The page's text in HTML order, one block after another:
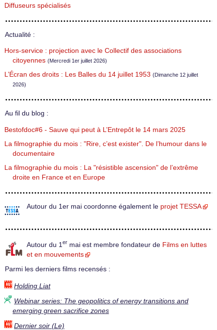
Diffuseurs spécialisés
Actualité :
Hors-service : projection avec le Collectif des associations
citoyennes (Mercredi 1er juillet 2026)
L’Écran des droits : Les Balles du 14 juillet 1953 (Dimanche 12 juillet
2026)
Au fil du blog :
Bestofdoc#6 - Sauve qui peut à L’Entrepôt le 14 mars 2025
La filmographie du mois : "Rire, c’est exister". De l’humour dans le
documentaire
La filmographie du mois : La "résistible ascension" de l’extrême
droite en France et en Europe
Autour du 1er mai coordonne également le projet TESSA
Autour du 1 er mai est membre fondateur de Films en luttes
et en mouvements
Parmi les derniers films recensés :
Holding Liat
Webinar series: The geopolitics of energy transitions and
emerging green sacrifice zones
Dernier soir (Le)